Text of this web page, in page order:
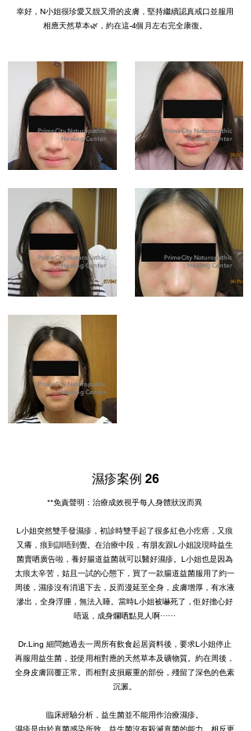
幸好，N小姐很珍愛又靚又滑的皮膚，堅持繼續認真戒口並服用
相應天然草本🌿，約在這-4個月左右完全康復。
PrimeCity Naturopathic
Healing Center
PrimeCity Naturopathic
Healing Center
PrimeCity Naturopathic
Healing Center
PrimeCity Naturopathic
Healing Center
PrimeCity Naturopathic
Healing Center
濕疹案例 26
**免責聲明：治療成效視乎每人身體狀況而異
L小姐突然雙手發濕疹，初診時雙手起了很多紅色小疙瘩，又痕
又癢，痕到訓唔到覺。在治療中段，有朋友跟L小姐說現時益生
菌賣哂廣告啦，養好腸道益菌就可以醫好濕疹。L小姐也是因為
太痕太辛苦，姑且一試的心態下，買了一款腸道益菌服用了約一
周後，濕疹沒有消退下去，反而漫延至全身，皮膚增厚，有水液
滲出，全身浮腫，無法入睡。當時L小姐被嚇死了，佢好擔心好
唔返，成身爛哂點見人啊⋯⋯
Dr.Ling 細問她過去一周所有飲食起居資料後，要求L小姐停止
再服用益生菌，並使用相對應的天然草本及礦物質。約在周後，
全身皮膚回覆正常。而相對皮損嚴重的部份，殘留了深色的色素
沉澱。
臨床經驗分析，益生菌並不能用作治療濕疹。